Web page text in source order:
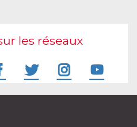
les réseaux